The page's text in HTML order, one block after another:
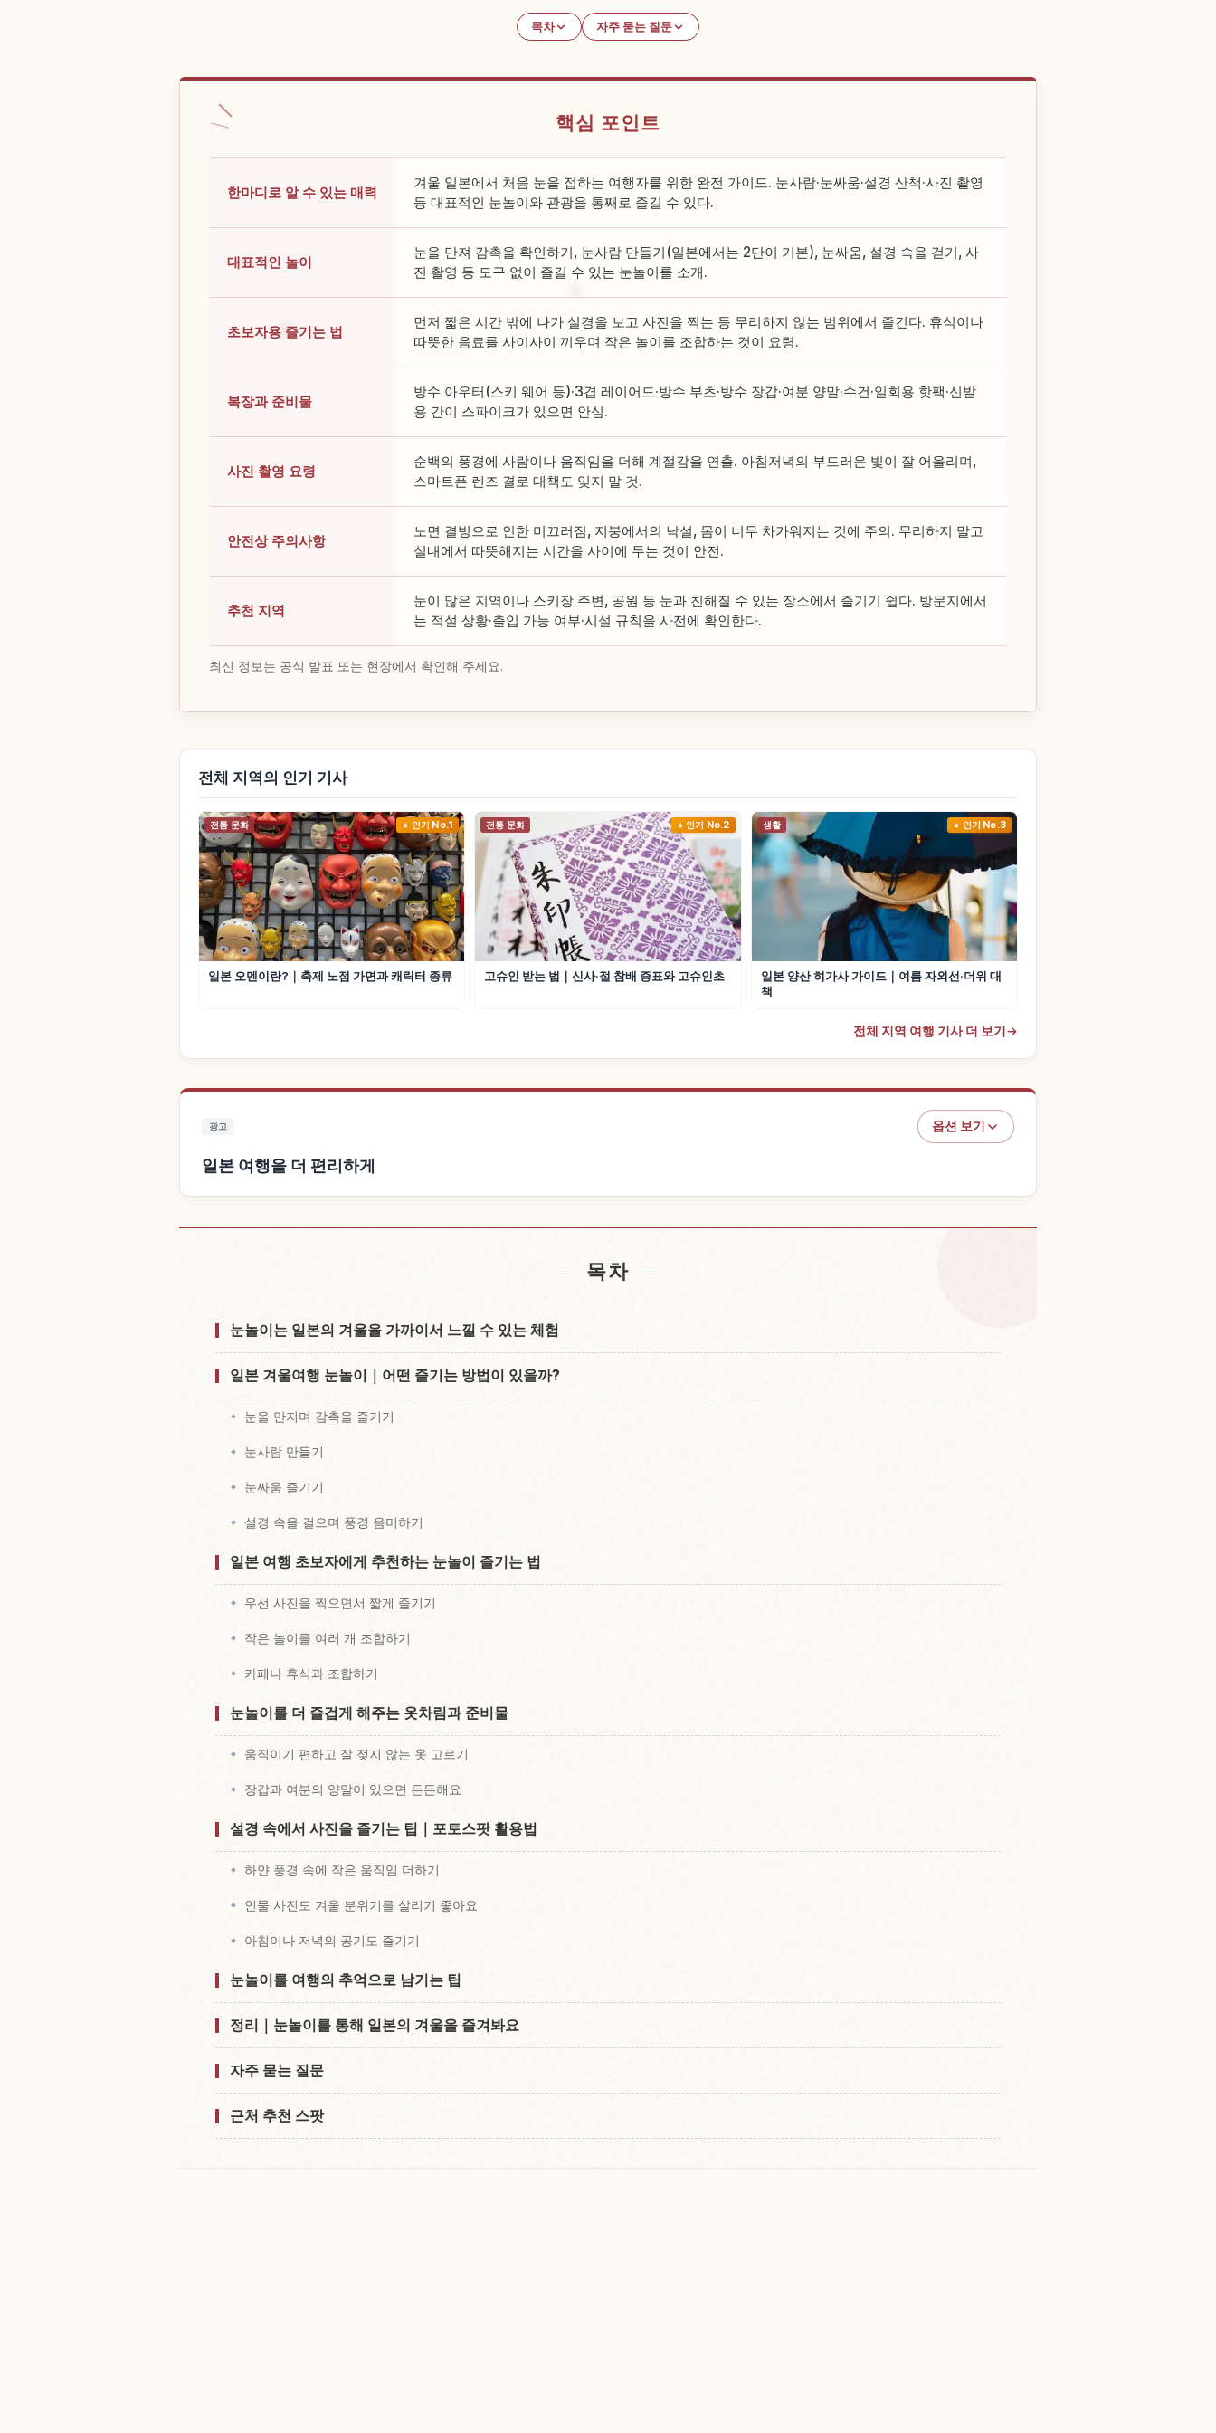
목차 자주 묻는 질문
핵심 포인트
한마디로 알 수 있는 매력
겨울 일본에서 처음 눈을 접하는 여행자를 위한 완전 가이드. 눈사람·눈싸움·설경 산책·사진 촬영
등 대표적인 눈놀이와 관광을 통째로 즐길 수 있다.
대표적인 놀이
눈을 만져 감촉을 확인하기, 눈사람 만들기(일본에서는 2단이 기본), 눈싸움, 설경 속을 걷기, 사
진 촬영 등 도구 없이 즐길 수 있는 눈놀이를 소개.
초보자용 즐기는 법
먼저 짧은 시간 밖에 나가 설경을 보고 사진을 찍는 등 무리하지 않는 범위에서 즐긴다. 휴식이나
따뜻한 음료를 사이사이 끼우며 작은 놀이를 조합하는 것이 요령.
복장과 준비물
방수 아우터(스키 웨어 등)·3겹 레이어드·방수 부츠·방수 장갑·여분 양말·수건·일회용 핫팩·신발
용 간이 스파이크가 있으면 안심.
사진 촬영 요령
순백의 풍경에 사람이나 움직임을 더해 계절감을 연출. 아침저녁의 부드러운 빛이 잘 어울리며,
스마트폰 렌즈 결로 대책도 잊지 말 것.
안전상 주의사항
노면 결빙으로 인한 미끄러짐, 지붕에서의 낙설, 몸이 너무 차가워지는 것에 주의. 무리하지 말고
실내에서 따뜻해지는 시간을 사이에 두는 것이 안전.
추천 지역
눈이 많은 지역이나 스키장 주변, 공원 등 눈과 친해질 수 있는 장소에서 즐기기 쉽다. 방문지에서
는 적설 상황·출입 가능 여부·시설 규칙을 사전에 확인한다.
최신 정보는 공식 발표 또는 현장에서 확인해 주세요.
전체 지역의 인기 기사
전통 문화 인기 No.1
일본 오멘이란?｜축제 노점 가면과 캐릭터 종류
전통 문화 인기 No.2
고슈인 받는 법｜신사·절 참배 증표와 고슈인초
생활 인기 No.3
일본 양산 히가사 가이드｜여름 자외선·더위 대
책
전체 지역 여행 기사 더 보기 →
광고 옵션 보기
일본 여행을 더 편리하게
목차
눈놀이는 일본의 겨울을 가까이서 느낄 수 있는 체험
일본 겨울여행 눈놀이｜어떤 즐기는 방법이 있을까?
눈을 만지며 감촉을 즐기기
눈사람 만들기
눈싸움 즐기기
설경 속을 걸으며 풍경 음미하기
일본 여행 초보자에게 추천하는 눈놀이 즐기는 법
우선 사진을 찍으면서 짧게 즐기기
작은 놀이를 여러 개 조합하기
카페나 휴식과 조합하기
눈놀이를 더 즐겁게 해주는 옷차림과 준비물
움직이기 편하고 잘 젖지 않는 옷 고르기
장갑과 여분의 양말이 있으면 든든해요
설경 속에서 사진을 즐기는 팁｜포토스팟 활용법
하얀 풍경 속에 작은 움직임 더하기
인물 사진도 겨울 분위기를 살리기 좋아요
아침이나 저녁의 공기도 즐기기
눈놀이를 여행의 추억으로 남기는 팁
정리｜눈놀이를 통해 일본의 겨울을 즐겨봐요
자주 묻는 질문
근처 추천 스팟